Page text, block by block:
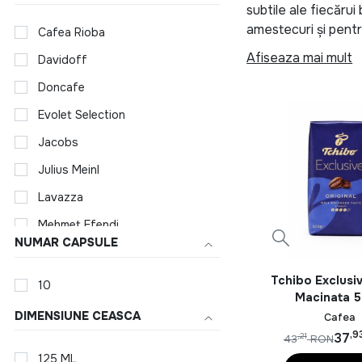
Cafea Rioba
Davidoff
Doncafe
Evolet Selection
Jacobs
Julius Meinl
Lavazza
Mehmet Efendi
Nescafe Dolce Gusto
NUMAR CAPSULE
10
DIMENSIUNE CEASCA
125 ML
subtile ale fiecărui
amestecuri și
are ceva pentru
superioară a
Dacă preferi
arome și profiluri
Pentru iubitorii
atenția lor la
artă în materie de
Și acum, pentru
magazin online
și alege
pentru a-ți
Așa că, indiferent
Afiseaza mai mult
Tchibo
Macinata
Cafea
37
43,21 RON